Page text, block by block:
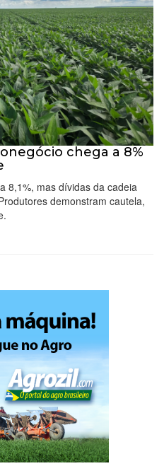
chega a 8%
8,1%, mas dívidas da cadeia
demonstram cautela,